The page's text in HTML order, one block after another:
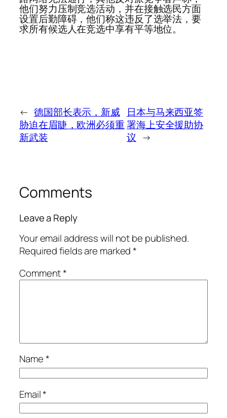
他们努力压制竞选活动，并在接触选民方面
设置后勤障碍，他们称这违反了选举法，要
求所有候选人在竞选中享有平等地位。
← 德国部长表示，新威
胁迫在眉睫，欧洲必须重
新武装
日本与马来西亚签
署海上安全援助协
议 →
Comments
Leave a Reply
Your email address will not be published.
Required fields are marked*
Comment*
Name*
Email*